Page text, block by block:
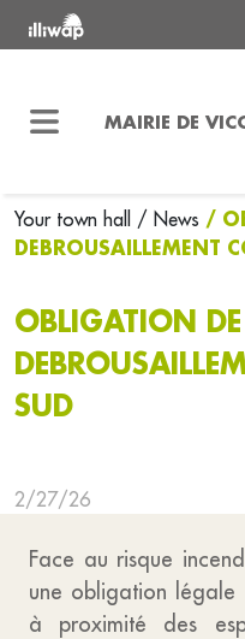
MAIRIE DE
Your town hall / News /
DEBROUSAILLEMENT
OBLIGATION DE
SUD
2/27/26
Face au risque
une obligation légale
à proximité des